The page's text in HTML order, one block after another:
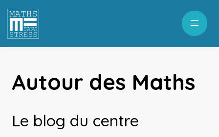
Autour des Maths
Le blog du centre